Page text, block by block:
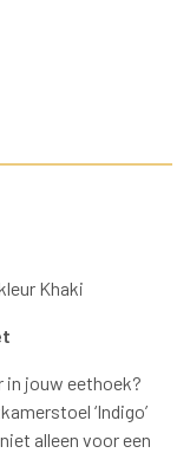
Khaki
in jouw eethoek?
‘Indigo’
alleen voor een